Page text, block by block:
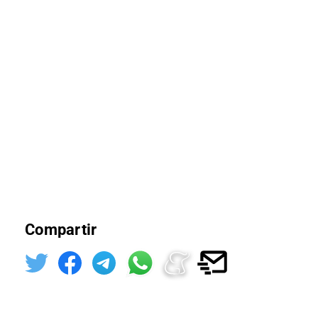
Compartir